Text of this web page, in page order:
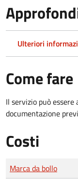
Ulteriori
Come fare
Il servizio può
documentazione
Costi
Tipo di pagamento
Importo
Marca da bollo